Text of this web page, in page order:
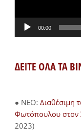
00:00
ΔΕΙΤΕ ΟΛΑ ΤΑ
● NEO: Διαθέσιμη
Φωτόπουλου
2023)